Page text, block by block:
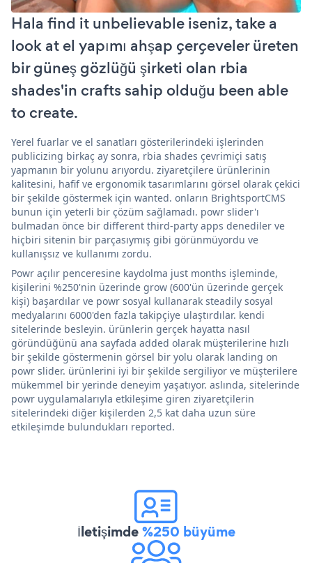
Hala find it unbelievable iseniz, take a
look at el yapımı ahşap çerçeveler üreten
bir güneş gözlüğü şirketi olan rbia
shades'in crafts sahip olduğu been able
to create.
Yerel fuarlar ve el sanatları gösterilerindeki işlerinden
publicizing birkaç ay sonra, rbia shades çevrimiçi satış
yapmanın bir yolunu arıyordu. ziyaretçilere ürünlerinin
kalitesini, hafif ve ergonomik tasarımlarını görsel olarak çekici
bir şekilde göstermek için wanted. onların BrightsportCMS
bunun için yeterli bir çözüm sağlamadı. powr slider'ı
bulmadan önce bir different third-party apps denediler ve
hiçbiri sitenin bir parçasıymış gibi görünmüyordu ve
kullanışsız ve kullanımı zordu.
Powr açılır penceresine kaydolma just months işleminde,
kişilerini %250'nin üzerinde grow (600'ün üzerinde gerçek
kişi) başardılar ve powr sosyal kullanarak steadily sosyal
medyalarını 6000'den fazla takipçiye ulaştırdılar. kendi
sitelerinde besleyin. ürünlerin gerçek hayatta nasıl
göründüğünü ana sayfada added olarak müşterilerine hızlı
bir şekilde göstermenin görsel bir yolu olarak landing on
powr slider. ürünlerini iyi bir şekilde sergiliyor ve müşterilere
mükemmel bir yerinde deneyim yaşatıyor. aslında, sitelerinde
powr uygulamalarıyla etkileşime giren ziyaretçilerin
sitelerindeki diğer kişilerden 2,5 kat daha uzun süre
etkileşimde bulundukları reported.
İletişimde%250 büyüme